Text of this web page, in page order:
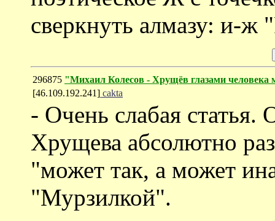
сверкнуть алмазу: и-ж
296875 "Михаил Колесов - Хрущёв глазами человека
[46.109.192.241] cakta
- Очень слабая статья.
Хрущева абсолютно
"может так, а может
"Мурзилкой".